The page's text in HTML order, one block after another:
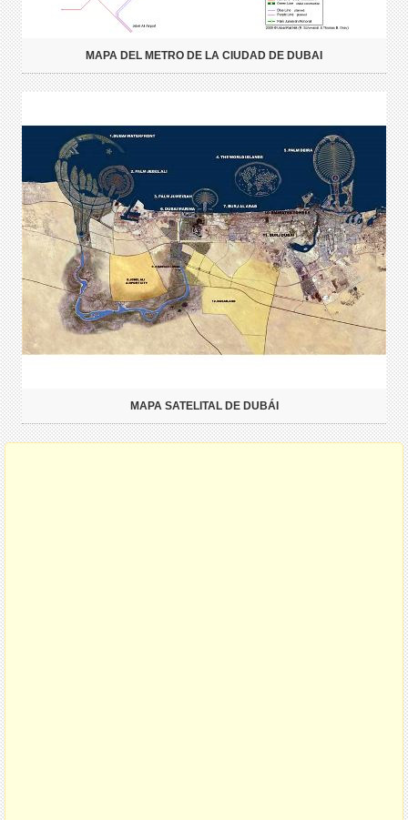
MAPA DEL METRO DE LA CIUDAD DE DUBAI
MAPA SATELITAL DE DUBÁI